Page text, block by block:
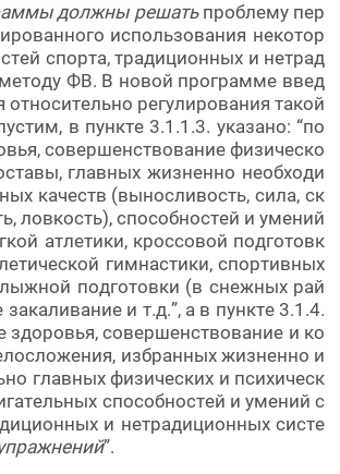
должны решатьпроблему пер
использования некотор
спорта, традиционных и нетрад
ФВ. В новой программе введ
регулирования такой
в пункте 3.1.1.3. указано: “по
совершенствование физическо
главных жизненно необходи
качеств (выносливость, сила, ск
ловкость), способностей и умений
атлетики, кроссовой подготовк
гимнастики, спортивных
лыжной подготовки (в снежных рай
и т.д.”, а в пункте 3.1.4.
здоровья, совершенствование и ко
избранных жизненно и
главных физических и психическ
способностей и умений с
и нетрадиционных систе
”.